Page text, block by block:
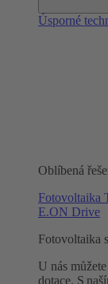
Úsporné
Oblíbená
Fotovoltaika
E.ON Drive
Fotovoltaika
U nás
dotace. S